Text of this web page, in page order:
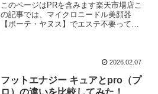
このページはPRを含みます楽天市場店こ
の記事では、マイクロニードル美顔器
【ボーテ・ヤヌス】でエステ不要って聞
2026.02.07
フットエナジー キュアとpro（プ
ロ）の違いを比較してみた！